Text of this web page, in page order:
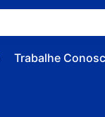
Trabalhe